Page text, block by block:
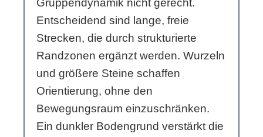
Gruppendynamik nicht gerecht.
Entscheidend sind lange, freie
Strecken, die durch strukturierte
Randzonen ergänzt werden. Wurzeln
und größere Steine schaffen
Orientierung, ohne den
Bewegungsraum einzuschränken.
Ein dunkler Bodengrund verstärkt die